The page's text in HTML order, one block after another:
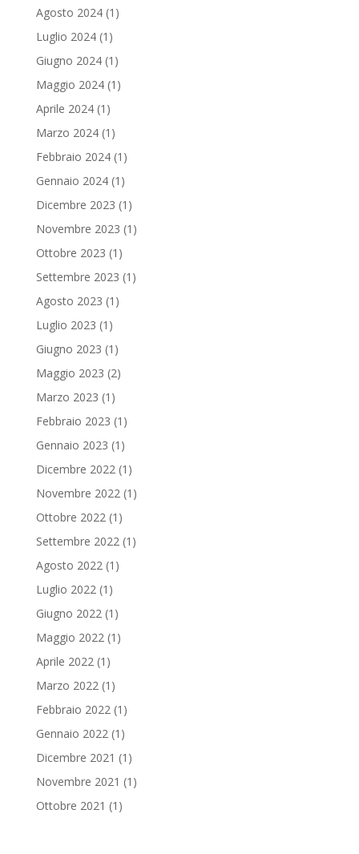
Agosto 2024(1)
Luglio 2024(1)
Giugno 2024(1)
Maggio 2024(1)
Aprile 2024(1)
Marzo 2024(1)
Febbraio 2024(1)
Gennaio 2024(1)
Dicembre 2023 (1)
Novembre 2023 (1)
Ottobre 2023 (1)
Settembre 2023 (1)
Agosto 2023 (1)
Luglio 2023 (1)
Giugno 2023 (1)
Maggio 2023 (2)
Marzo 2023 (1)
Febbraio 2023 (1)
Gennaio 2023 (1)
Dicembre 2022(1)
Novembre 2022(1)
Ottobre 2022(1)
Settembre 2022(1)
Agosto 2022(1)
Luglio 2022(1)
Giugno 2022(1)
Maggio 2022(1)
Aprile 2022(1)
Marzo 2022(1)
Febbraio 2022(1)
Gennaio 2022(1)
Dicembre 2021 (1)
Novembre 2021 (1)
Ottobre 2021 (1)